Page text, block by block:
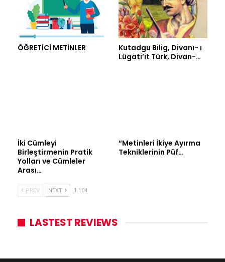
ÖĞRETİCİ METİNLER
Kutadgu Bilig, Divanı- ı
Lügati’it Türk, Divan-…
İki Cümleyi
Birleştirmenin Pratik
Yolları ve Cümleler
Arası…
“Metinleri İkiye Ayırma
Tekniklerinin Püf…
PREV NEXT 1 104
LASTEST REVIEWS